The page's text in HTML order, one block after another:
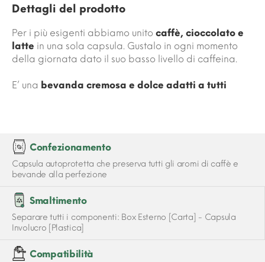
Dettagli del prodotto
Per i più esigenti abbiamo unito caffè, cioccolato e
latte in una sola capsula. Gustalo in ogni momento
della giornata dato il suo basso livello di caffeina.
E’ una bevanda cremosa e dolce adatti a tutti
Confezionamento
Capsula autoprotetta che preserva tutti gli aromi di caffè e
bevande alla perfezione
Smaltimento
Separare tutti i componenti: Box Esterno [Carta] - Capsula
Involucro [Plastica]
Compatibilità